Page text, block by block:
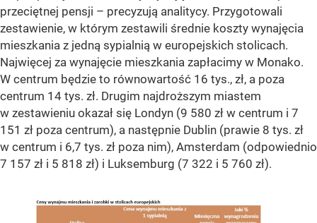
przeciętnej pensji – precyzują analitycy. Przygotowali
zestawienie, w którym zestawili średnie koszty wynajęcia
mieszkania z jedną sypialnią w europejskich stolicach.
Najwięcej za wynajęcie mieszkania zapłacimy w Monako.
W centrum będzie to równowartość 16 tys., zł, a poza
centrum 14 tys. zł. Drugim najdroższym miastem
w zestawieniu okazał się Londyn (9 580 zł w centrum i 7
151 zł poza centrum), a następnie Dublin (prawie 8 tys. zł
w centrum i 6,7 tys. zł poza nim), Amsterdam (odpowiednio
7 157 zł i 5 818 zł) i Luksemburg (7 322 i 5 760 zł).